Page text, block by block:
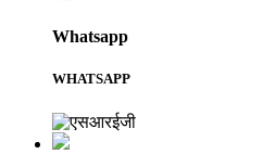
Whatsapp
WHATSAPP